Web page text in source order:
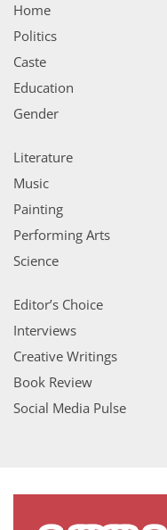
Home
Politics
Caste
Education
Gender
Literature
Music
Painting
Performing Arts
Science
Editor’s Choice
Interviews
Creative Writings
Book Review
Social Media Pulse